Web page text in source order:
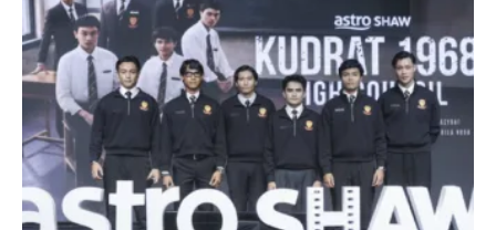
View this post on Instagram